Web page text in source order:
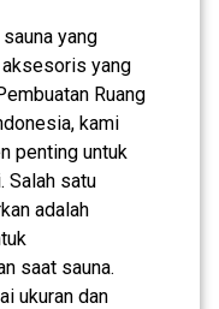
yang
yang
Ruang
kami
penting untuk
Salah satu
adalah
saat sauna.
ukuran dan